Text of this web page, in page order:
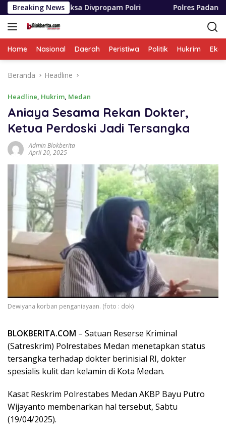
Langsung
ke
konten
Breaking News
Divpropam Polri Polres Padang Lawas Utara
Home Nasional Daerah Peristiwa Politik Hukrim
Beranda Headline
Headline, Hukrim, Medan
Aniaya Sesama Rekan Dokter,
Ketua Perdoski Jadi Tersangka
Admin Blokberita
April 20, 2025
Dewiyana korban penganiayaan. (foto : dok)
BLOKBERITA.COM – Satuan Reserse Kriminal
(Satreskrim) Polrestabes Medan menetapkan status
tersangka terhadap dokter berinisial RI, dokter
spesialis kulit dan kelamin di Kota Medan.
Kasat Reskrim Polrestabes Medan AKBP Bayu Putro
Wijayanto membenarkan hal tersebut, Sabtu
(19/04/2025).